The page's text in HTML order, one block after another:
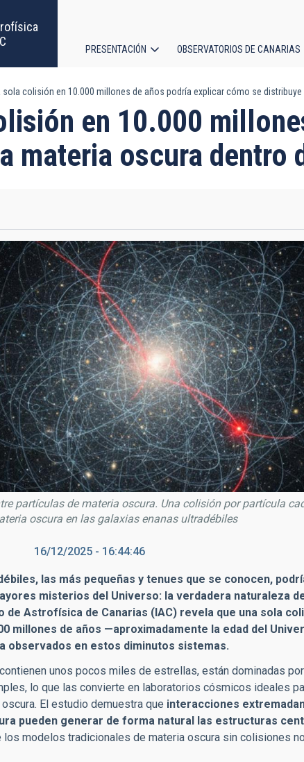
principal
PRESENTACIÓN OBSERVATORIOS DE CANARIAS
sola colisión en 10.000 millones de años podría explicar cómo se
en 10.000
materia oscura dentro
partículas de materia oscura. Una colisión por partícula
oscura en las galaxias enanas ultradébiles
16/12/2025 - 16:44:46
las más pequeñas y tenues que se conocen,
misterios del Universo: la verdadera naturaleza
de Astrofísica de Canarias (IAC) revela que una sola
millones de años —aproximadamente la edad del
observados en estos diminutos sistemas.
unos pocos miles de estrellas, están dominadas
lo que las convierte en laboratorios cósmicos ideales
El estudio demuestra que interacciones
pueden generar de forma natural las estructuras
los modelos tradicionales de materia oscura sin colisiones